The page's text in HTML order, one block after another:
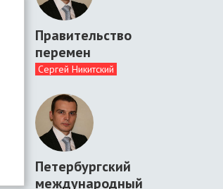
Правительство
перемен
Сергей Никитский
Петербургский
международный